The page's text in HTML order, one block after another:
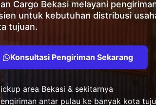
Cargo Bekasi melayani
untuk kebutuhan distribusi
tujuan.
Konsultasi Pengiriman Sekarang
area Bekasi & sekitarnya
antar pulau ke banyak kota